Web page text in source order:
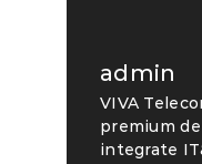
admin
VIVA
premium
integrate